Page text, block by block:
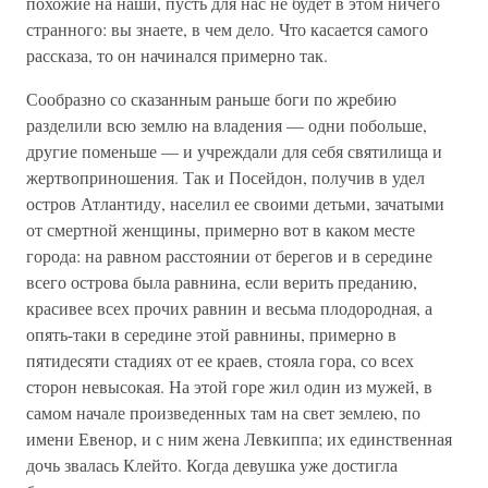
странного: вы знаете, в чем дело. Что касается самого
рассказа, то он начинался примерно так.
Сообразно со сказанным раньше боги по жребию
разделили всю землю на владения — одни побольше,
другие поменьше — и учреждали для себя святилища и
жертвоприношения. Так и Посейдон, получив в удел
остров Атлантиду, населил ее своими детьми, зачатыми
от смертной женщины, примерно вот в каком месте
города: на равном расстоянии от берегов и в середине
всего острова была равнина, если верить преданию,
красивее всех прочих равнин и весьма плодородная, а
опять-таки в середине этой равнины, примерно в
пятидесяти стадиях от ее краев, стояла гора, со всех
сторон невысокая. На этой горе жил один из мужей, в
самом начале произведенных там на свет землею, по
имени Евенор, и с ним жена Левкиппа; их единственная
дочь звалась Клейто. Когда девушка уже достигла